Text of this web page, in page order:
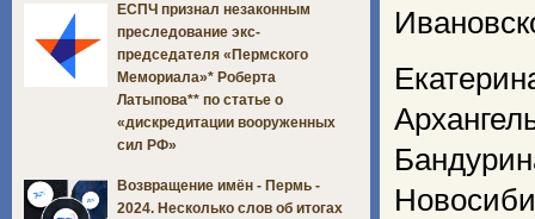
ЕСПЧ признал незаконным
преследование экс-
председателя «Пермского
Мемориала»* Роберта
Латыпова** по статье о
«дискредитации вооруженных
сил РФ»
Возвращение имён - Пермь -
2024. Несколько слов об итогах